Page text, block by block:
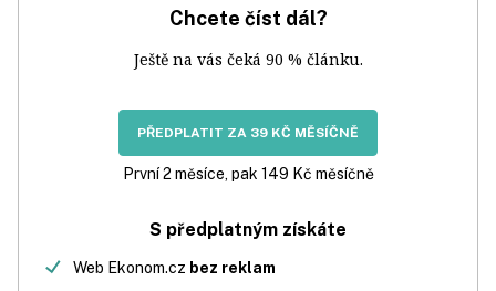
Chcete číst dál?
Ještě na vás čeká 90 % článku.
PŘEDPLATIT ZA 39 KČ MĚSÍČNĚ
První 2 měsíce, pak 149 Kč měsíčně
S předplatným získáte
Web Ekonom.cz bez reklam